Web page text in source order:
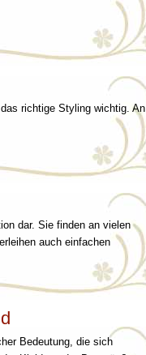
richtige Styling wichtig. An
dar. Sie finden an vielen
auch einfachen
Bedeutung, die sich